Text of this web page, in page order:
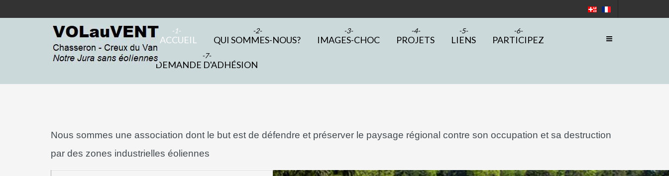
- ACCUEIL QUI SOMMES-NOUS? IMAGES-CHOC PROJETS LIENS PARTICIPEZ
DEMANDE D'ADHÉSION
Nous sommes une association dont le but est de défendre et préserver le paysage régional contre son occupation et sa destruction
par des zones industrielles éoliennes